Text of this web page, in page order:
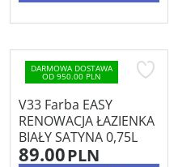
DARMOWA DOSTAWA
OD 950.00 PLN
V33 Farba EASY
RENOWACJA ŁAZIENKA
BIAŁY SATYNA 0,75L
89.00PLN